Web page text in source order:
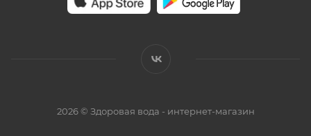
2026 © Здоровая вода - интернет-магазин